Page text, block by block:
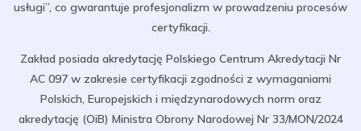
usługi”, co gwarantuje profesjonalizm w prowadzeniu procesów
certyfikacji.
Zakład posiada akredytację Polskiego Centrum Akredytacji Nr
AC 097 w zakresie certyfikacji zgodności z wymaganiami
Polskich, Europejskich i międzynarodowych norm oraz
akredytację (OiB) Ministra Obrony Narodowej Nr 33/MON/2024